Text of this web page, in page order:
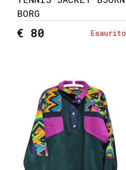
BORG
€ 80 Esaurito